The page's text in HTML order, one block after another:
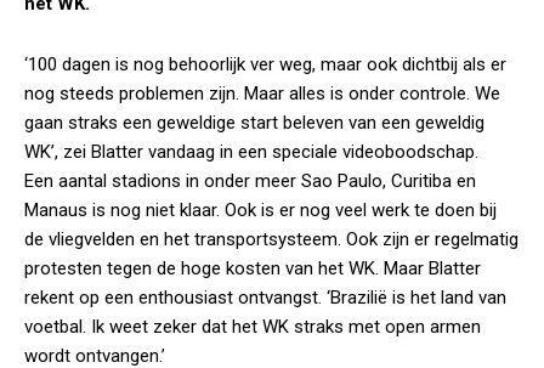
‘100 dagen is nog behoorlijk ver weg, maar ook dichtbij als er
nog steeds problemen zijn. Maar alles is onder controle. We
gaan straks een geweldige start beleven van een geweldig
WK’, zei Blatter vandaag in een speciale videoboodschap.
Een aantal stadions in onder meer Sao Paulo, Curitiba en
Manaus is nog niet klaar. Ook is er nog veel werk te doen bij
de vliegvelden en het transportsysteem. Ook zijn er regelmatig
protesten tegen de hoge kosten van het WK. Maar Blatter
rekent op een enthousiast ontvangst. ‘Brazilië is het land van
voetbal. Ik weet zeker dat het WK straks met open armen
wordt ontvangen.’